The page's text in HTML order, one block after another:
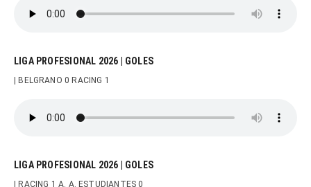
LIGA PROFESIONAL 2026 | GOLES
| BELGRANO 0 RACING 1
LIGA PROFESIONAL 2026 | GOLES
| RACING 1 A. A. ESTUDIANTES 0